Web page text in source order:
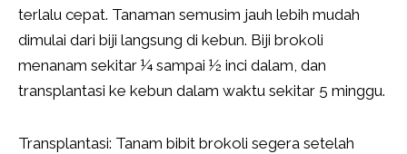
terlalu cepat. Tanaman semusim jauh lebih mudah
dimulai dari biji langsung di kebun. Biji brokoli
menanam sekitar ¼ sampai ½ inci dalam, dan
transplantasi ke kebun dalam waktu sekitar 5 minggu.
Transplantasi: Tanam bibit brokoli segera setelah